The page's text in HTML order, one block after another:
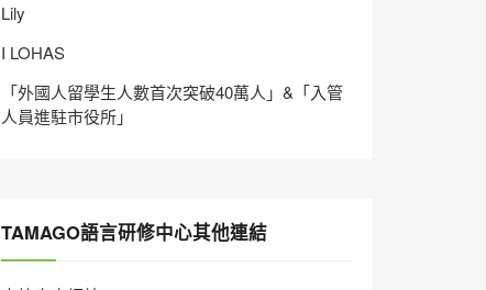
Lily
I LOHAS
「外國人留學生人數首次突破40萬人」&「入管
人員進駐市役所」
TAMAGO語言研修中心其他連結